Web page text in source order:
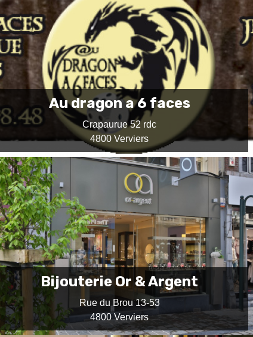
Au dragon a 6 faces
Crapaurue 52 rdc
4800 Verviers
Bijouterie Or & Argent
Rue du Brou 13-53
4800 Verviers